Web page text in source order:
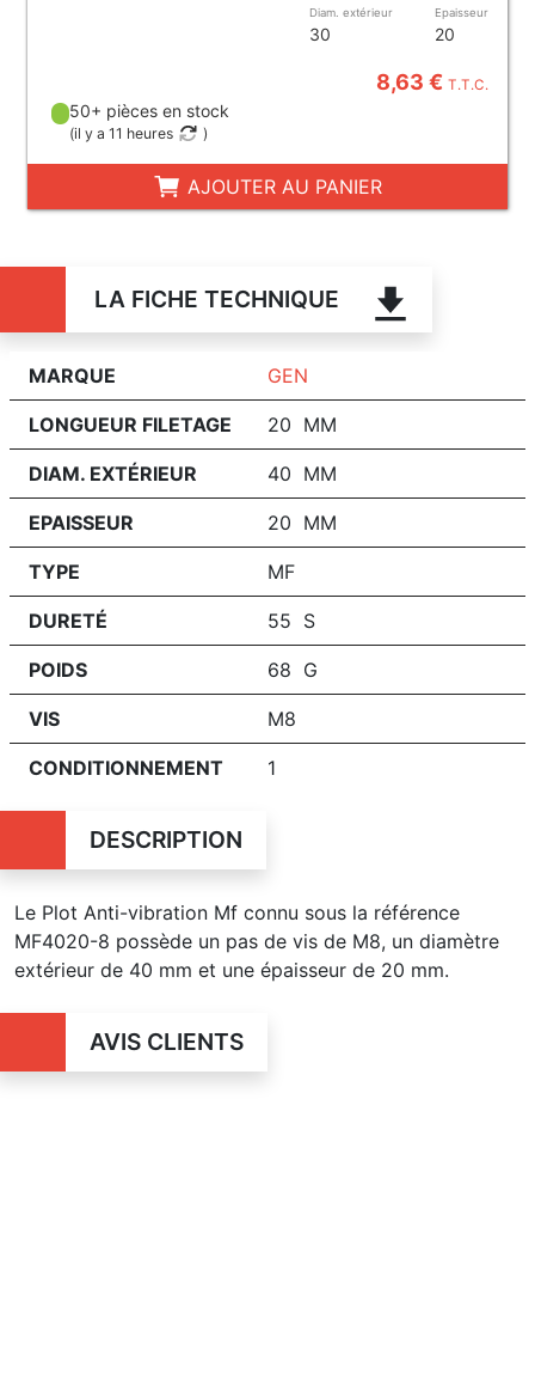
Diam. extérieur
30
Epaisseur
20
8,63 €T.T.C.
50+ pièces en stock
(il y a 11 heures )
AJOUTER AU PANIER
LA FICHE TECHNIQUE
MARQUE GEN
LONGUEUR FILETAGE 20 MM
DIAM. EXTÉRIEUR 40 MM
EPAISSEUR 20 MM
TYPE MF
DURETÉ 55 S
POIDS 68 G
VIS M8
CONDITIONNEMENT 1
DESCRIPTION
Le Plot Anti-vibration Mf connu sous la référence
MF4020-8 possède un pas de vis de M8, un diamètre
extérieur de 40 mm et une épaisseur de 20 mm.
AVIS CLIENTS